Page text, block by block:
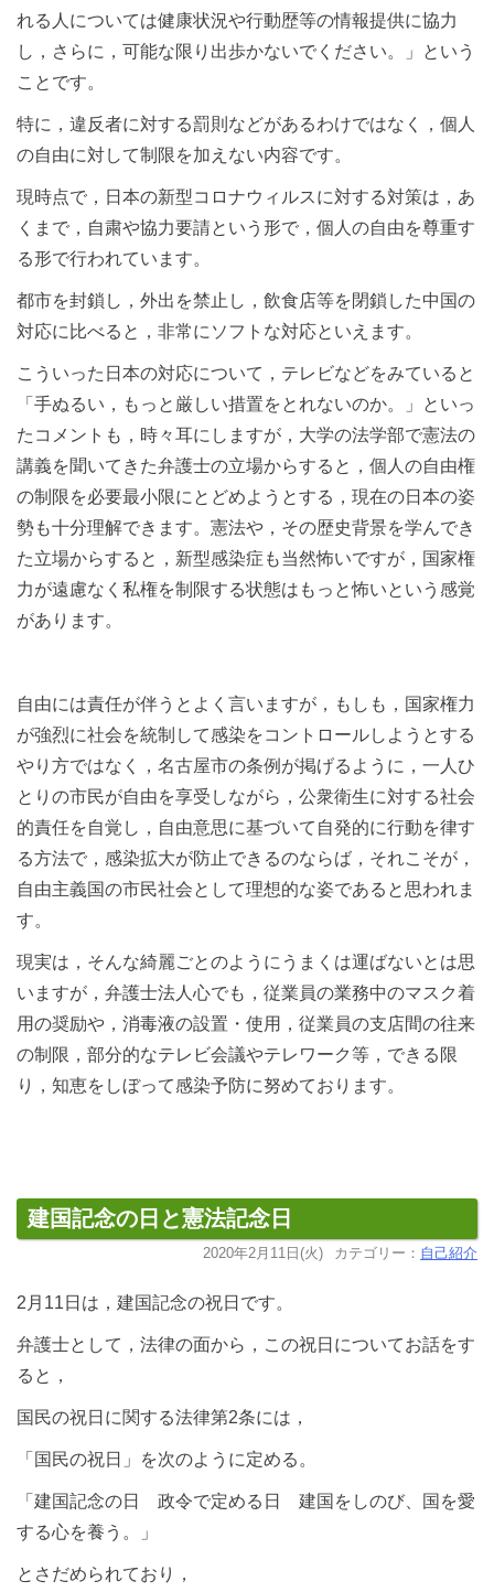
れる人については健康状況や行動歴等の情報提供に協力
し，さらに，可能な限り出歩かないでください。」という
ことです。
特に，違反者に対する罰則などがあるわけではなく，個人
の自由に対して制限を加えない内容です。
現時点で，日本の新型コロナウィルスに対する対策は，あ
くまで，自粛や協力要請という形で，個人の自由を尊重す
る形で行われています。
都市を封鎖し，外出を禁止し，飲食店等を閉鎖した中国の
対応に比べると，非常にソフトな対応といえます。
こういった日本の対応について，テレビなどをみていると
「手ぬるい，もっと厳しい措置をとれないのか。」といっ
たコメントも，時々耳にしますが，大学の法学部で憲法の
講義を聞いてきた弁護士の立場からすると，個人の自由権
の制限を必要最小限にとどめようとする，現在の日本の姿
勢も十分理解できます。憲法や，その歴史背景を学んでき
た立場からすると，新型感染症も当然怖いですが，国家権
力が遠慮なく私権を制限する状態はもっと怖いという感覚
があります。
自由には責任が伴うとよく言いますが，もしも，国家権力
が強烈に社会を統制して感染をコントロールしようとする
やり方ではなく，名古屋市の条例が掲げるように，一人ひ
とりの市民が自由を享受しながら，公衆衛生に対する社会
的責任を自覚し，自由意思に基づいて自発的に行動を律す
る方法で，感染拡大が防止できるのならば，それこそが，
自由主義国の市民社会として理想的な姿であると思われま
す。
現実は，そんな綺麗ごとのようにうまくは運ばないとは思
いますが，弁護士法人心でも，従業員の業務中のマスク着
用の奨励や，消毒液の設置・使用，従業員の支店間の往来
の制限，部分的なテレビ会議やテレワーク等，できる限
り，知恵をしぼって感染予防に努めております。
建国記念の日と憲法記念日
2020年2月11日(火) カテゴリー： 自己紹介
2月11日は，建国記念の祝日です。
弁護士として，法律の面から，この祝日についてお話をす
ると，
国民の祝日に関する法律第2条には，
「国民の祝日」を次のように定める。
「建国記念の日 政令で定める日 建国をしのび、国を愛
する心を養う。」
とさだめられており，